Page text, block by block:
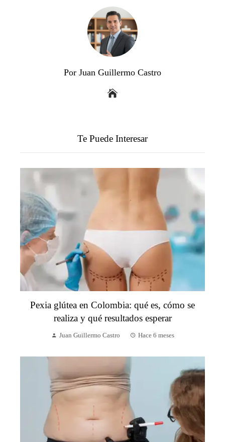
Por Juan Guillermo Castro
Te Puede Interesar
Pexia glútea en Colombia: qué es, cómo se
realiza y qué resultados esperar
Juan Guillermo Castro Hace 6 meses